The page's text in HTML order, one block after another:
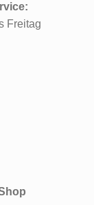
Freitag